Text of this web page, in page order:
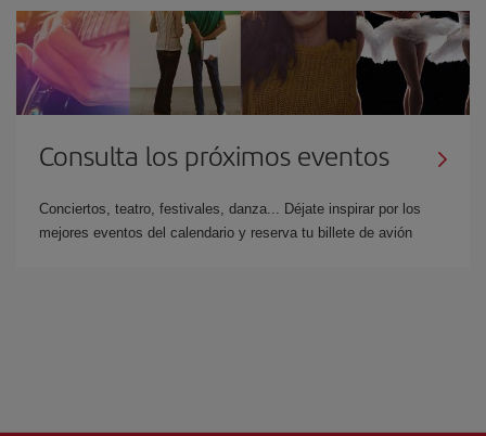
Consulta los próximos eventos
Conciertos, teatro, festivales, danza... Déjate inspirar por los
mejores eventos del calendario y reserva tu billete de avión